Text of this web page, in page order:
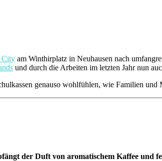
City am Winthirplatz in Neuhausen nach
und durch die Arbeiten im letzten Jahr nun
genauso wohlfühlen, wie Familien und
der Duft von aromatischem Kaffee und